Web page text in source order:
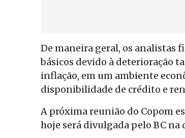
De maneira geral, os analistas
básicos devido à deterioração
inflação, em um ambiente
disponibilidade de crédito e
A próxima reunião do Copom
hoje será divulgada pelo BC